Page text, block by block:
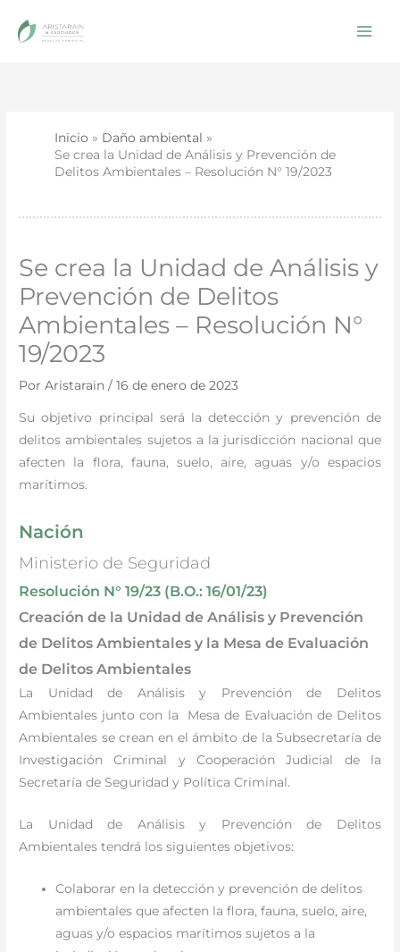
Inicio
Daño ambiental
Se crea la Unidad de Análisis y Prevención de
Delitos Ambientales – Resolución N° 19/2023
Se crea la Unidad de Análisis y
Prevención de Delitos
Ambientales – Resolución N°
19/2023
PorAristarain/16 de enero de 2023
Su objetivo principal será la detección y prevención de
delitos ambientales sujetos a la jurisdicción nacional que
afecten la flora, fauna, suelo, aire, aguas y/o espacios
marítimos.
Nación
Ministerio de Seguridad
Resolución N° 19/23 (B.O.: 16/01/23)
Creación de la Unidad de Análisis y Prevención
de Delitos Ambientales y la Mesa de Evaluación
de Delitos Ambientales
La Unidad de Análisis y Prevención de Delitos
Ambientales junto con la Mesa de Evaluación de Delitos
Ambientales se crean en el ámbito de la Subsecretaría de
Investigación Criminal y Cooperación Judicial de la
Secretaría de Seguridad y Política Criminal.
La Unidad de Análisis y Prevención de Delitos
Ambientales tendrá los siguientes objetivos:
Colaborar en la detección y prevención de delitos
ambientales que afecten la flora, fauna, suelo, aire,
aguas y/o espacios marítimos sujetos a la